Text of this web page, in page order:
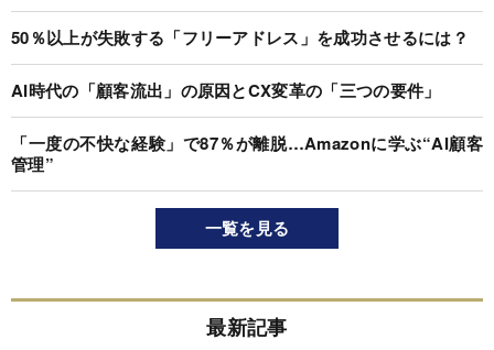
50％以上が失敗する「フリーアドレス」を成功させるには？
AI時代の「顧客流出」の原因とCX変革の「三つの要件」
「一度の不快な経験」で87％が離脱…Amazonに学ぶ“AI顧客
管理”
一覧を見る
最新記事